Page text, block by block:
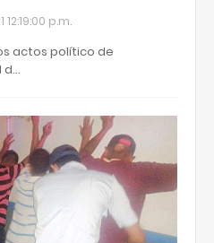
12:19:00 p.m.
actos político de
d…